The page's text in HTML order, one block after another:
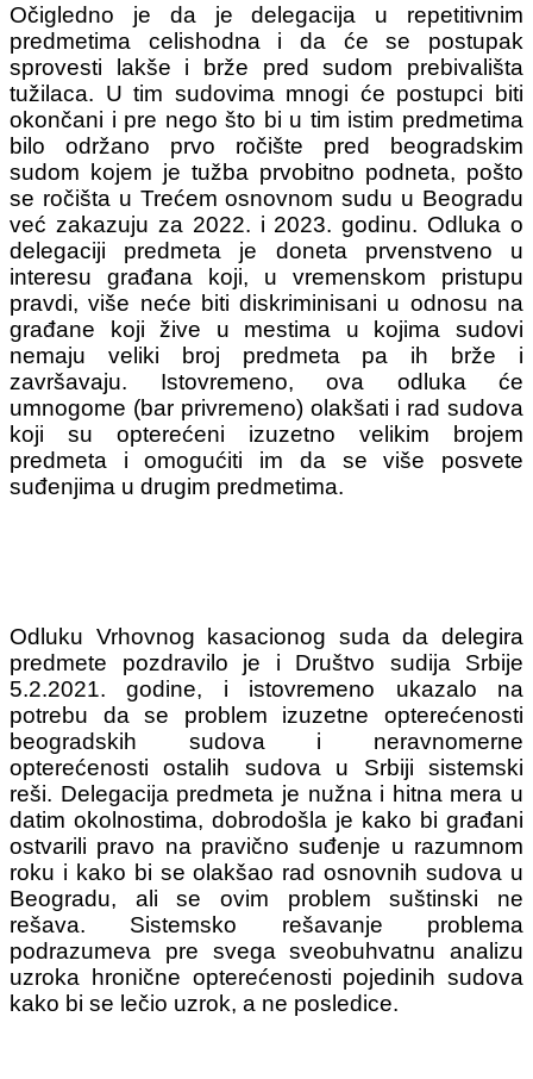
Očigledno je da je delegacija u repetitivnim
predmetima celishodna i da će se postupak
sprovesti lakše i brže pred sudom prebivališta
tužilaca. U tim sudovima mnogi će postupci biti
okončani i pre nego što bi u tim istim predmetima
bilo održano prvo ročište pred beogradskim
sudom kojem je tužba prvobitno podneta, pošto
se ročišta u Trećem osnovnom sudu u Beogradu
već zakazuju za 2022. i 2023. godinu. Odluka o
delegaciji predmeta je doneta prvenstveno u
interesu građana koji, u vremenskom pristupu
pravdi, više neće biti diskriminisani u odnosu na
građane koji žive u mestima u kojima sudovi
nemaju veliki broj predmeta pa ih brže i
završavaju. Istovremeno, ova odluka će
umnogome (bar privremeno) olakšati i rad sudova
koji su opterećeni izuzetno velikim brojem
predmeta i omogućiti im da se više posvete
suđenjima u drugim predmetima.
Odluku Vrhovnog kasacionog suda da delegira
predmete pozdravilo je i Društvo sudija Srbije
5.2.2021. godine, i istovremeno ukazalo na
potrebu da se problem izuzetne opterećenosti
beogradskih sudova i neravnomerne
opterećenosti ostalih sudova u Srbiji sistemski
reši. Delegacija predmeta je nužna i hitna mera u
datim okolnostima, dobrodošla je kako bi građani
ostvarili pravo na pravično suđenje u razumnom
roku i kako bi se olakšao rad osnovnih sudova u
Beogradu, ali se ovim problem suštinski ne
rešava. Sistemsko rešavanje problema
podrazumeva pre svega sveobuhvatnu analizu
uzroka hronične opterećenosti pojedinih sudova
kako bi se lečio uzrok, a ne posledice.